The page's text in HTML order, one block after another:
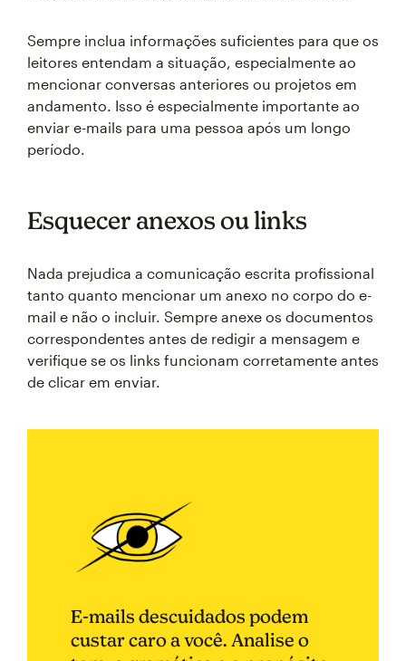
Sempre inclua informações suficientes para que os
leitores entendam a situação, especialmente ao
mencionar conversas anteriores ou projetos em
andamento. Isso é especialmente importante ao
enviar e-mails para uma pessoa após um longo
período.
Esquecer anexos ou links
Nada prejudica a comunicação escrita profissional
tanto quanto mencionar um anexo no corpo do e-
mail e não o incluir. Sempre anexe os documentos
correspondentes antes de redigir a mensagem e
verifique se os links funcionam corretamente antes
de clicar em enviar.
E-mails descuidados podem
custar caro a você. Analise o